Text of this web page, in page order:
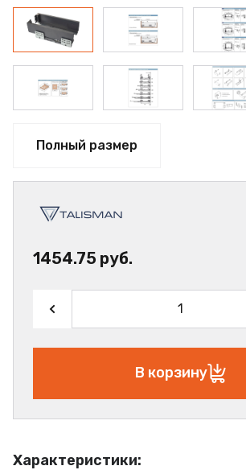
Полный размер
Характеристики:
1454.75 руб.
В корзину